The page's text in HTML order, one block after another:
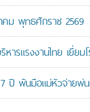
คม พุทธศักราช 2569
แรงงานไทย เยี่ยม
ปี พ้นมือแม่หัวจ่ายพ่น